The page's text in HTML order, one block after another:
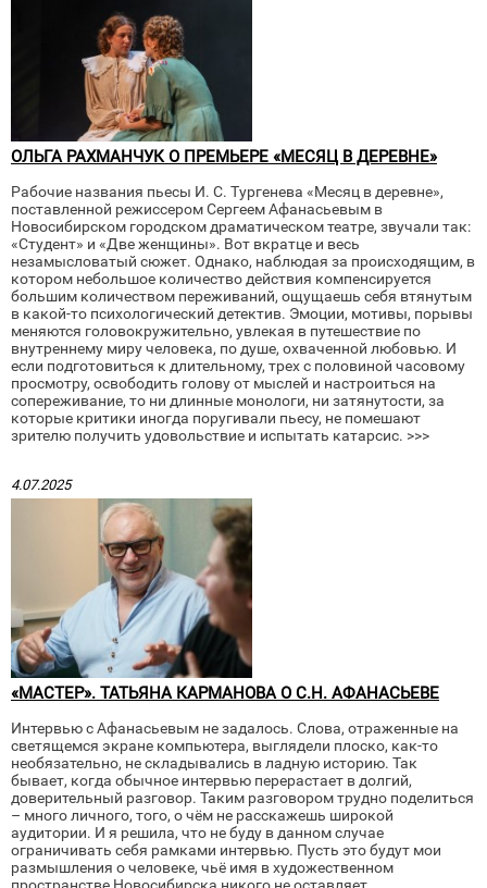
ОЛЬГА РАХМАНЧУК О ПРЕМЬЕРЕ «МЕСЯЦ В ДЕРЕВНЕ»
Рабочие названия пьесы И. С. Тургенева «Месяц в деревне»,
поставленной режиссером Сергеем Афанасьевым в
Новосибирском городском драматическом театре, звучали так:
«Студент» и «Две женщины». Вот вкратце и весь
незамысловатый сюжет. Однако, наблюдая за происходящим, в
котором небольшое количество действия компенсируется
большим количеством переживаний, ощущаешь себя втянутым
в какой-то психологический детектив. Эмоции, мотивы, порывы
меняются головокружительно, увлекая в путешествие по
внутреннему миру человека, по душе, охваченной любовью. И
если подготовиться к длительному, трех с половиной часовому
просмотру, освободить голову от мыслей и настроиться на
сопереживание, то ни длинные монологи, ни затянутости, за
которые критики иногда поругивали пьесу, не помешают
зрителю получить удовольствие и испытать катарсис. >>>
4.07.2025
«МАСТЕР». ТАТЬЯНА КАРМАНОВА О С.Н. АФАНАСЬЕВЕ
Интервью с Афанасьевым не задалось. Слова, отраженные на
светящемся экране компьютера, выглядели плоско, как-то
необязательно, не складывались в ладную историю. Так
бывает, когда обычное интервью перерастает в долгий,
доверительный разговор. Таким разговором трудно поделиться
– много личного, того, о чём не расскажешь широкой
аудитории. И я решила, что не буду в данном случае
ограничивать себя рамками интервью. Пусть это будут мои
размышления о человеке, чьё имя в художественном
пространстве Новосибирска никого не оставляет